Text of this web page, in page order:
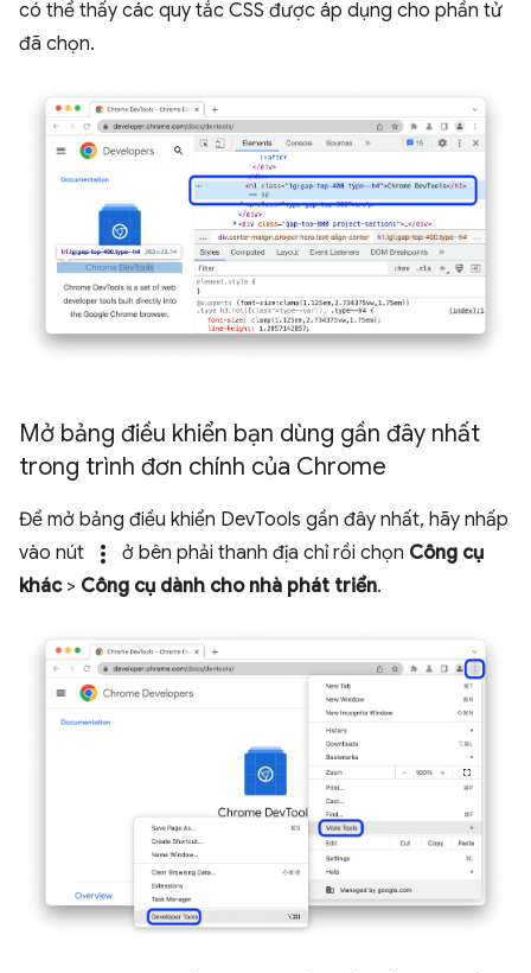
có thể thấy các quy tắc CSS được áp dụng cho phần tử
đã chọn.
Mở bảng điều khiển bạn dùng gần đây nhất
trong trình đơn chính của Chrome
Để mở bảng điều khiển DevTools gần đây nhất, hãy nhấp
vào nút
more_vert ở bên phải thanh địa chỉ rồi chọn Công cụ
khác> Công cụ dành cho nhà phát triển.